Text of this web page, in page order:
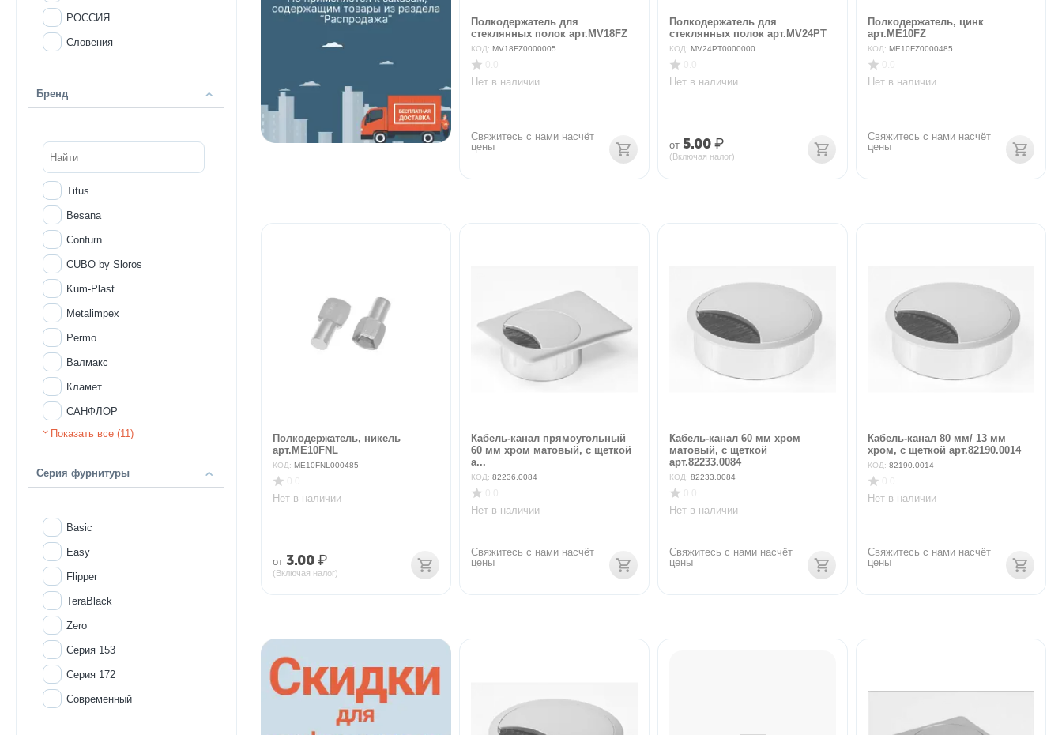
Полкодержатель для
стеклянных полок арт.MV18FZ
КОД: MV18FZ0000005
Нет в наличии
Свяжитесь с нами насчёт
цены
Полкодержатель для
стеклянных полок арт.MV24PT
КОД: MV24PT0000000
Нет в наличии
от 5.00 ₽
(Включая налог)
Полкодержатель, цинк
арт.ME10FZ
КОД: ME10FZ0000485
Нет в наличии
Свяжитесь с нами насчёт
цены
Полкодержатель, никель
арт.ME10FNL
КОД: ME10FNL000485
Нет в наличии
от 3.00 ₽
(Включая налог)
Кабель-канал прямоугольный
60 мм хром матовый, с щеткой
а...
КОД: 82236.0084
Нет в наличии
Свяжитесь с нами насчёт
цены
Кабель-канал 60 мм хром
матовый, с щеткой
арт.82233.0084
КОД: 82233.0084
Нет в наличии
Свяжитесь с нами насчёт
цены
Кабель-канал 80 мм/ 13 мм
хром, с щеткой арт.82190.0014
КОД: 82190.0014
Нет в наличии
Свяжитесь с нами насчёт
цены
РОССИЯ
Словения
Бренд
Titus
Besana
Confurn
CUBO by Sloros
Kum-Plast
Metalimpex
Permo
Валмакс
Кламет
САНФЛОР
НЕОпласт
Показать все (11)
Серия фурнитуры
Basic
Easy
Flipper
TeraBlack
Zero
Серия 153
Серия 172
Современный